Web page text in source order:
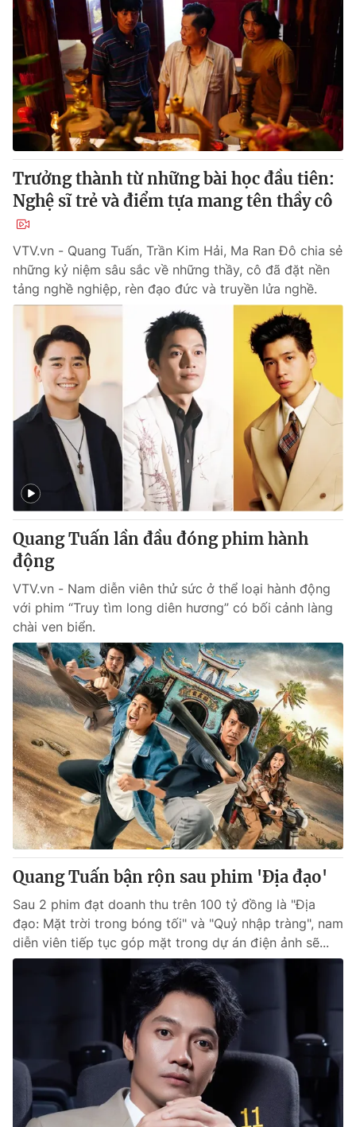
Trưởng thành từ những bài học đầu tiên:
Nghệ sĩ trẻ và điểm tựa mang tên thầy cô
VTV.vn - Quang Tuấn, Trần Kim Hải, Ma Ran Đô chia sẻ
những kỷ niệm sâu sắc về những thầy, cô đã đặt nền
tảng nghề nghiệp, rèn đạo đức và truyền lửa nghề.
Quang Tuấn lần đầu đóng phim hành
động
VTV.vn - Nam diễn viên thử sức ở thể loại hành động
với phim “Truy tìm long diên hương” có bối cảnh làng
chài ven biển.
Quang Tuấn bận rộn sau phim 'Địa đạo'
Sau 2 phim đạt doanh thu trên 100 tỷ đồng là "Địa
đạo: Mặt trời trong bóng tối" và "Quỷ nhập tràng", nam
diễn viên tiếp tục góp mặt trong dự án điện ảnh sẽ...